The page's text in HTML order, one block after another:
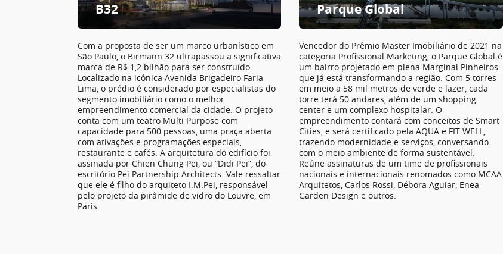
B32
Com a proposta de ser um marco urbanístico em
São Paulo, o Birmann 32 ultrapassou a significativa
marca de R$ 1,2 bilhão para ser construído.
Localizado na icônica Avenida Brigadeiro Faria
Lima, o prédio é considerado por especialistas do
segmento imobiliário como o melhor
empreendimento comercial da cidade. O projeto
conta com um teatro Multi Purpose com
capacidade para 500 pessoas, uma praça aberta
com ativações e programações especiais,
restaurante e cafés. A arquitetura do edifício foi
assinada por Chien Chung Pei, ou “Didi Pei”, do
escritório Pei Partnership Architects. Vale ressaltar
que ele é filho do arquiteto I.M.Pei, responsável
pelo projeto da pirâmide de vidro do Louvre, em
Paris.
Parque Global
Vencedor do Prêmio Master Imobiliário de 2021 na
categoria Profissional Marketing, o Parque Global é
um bairro projetado em plena Marginal Pinheiros
que já está transformando a região. Com 5 torres
em meio a 58 mil metros de verde e lazer, cada
torre terá 50 andares, além de um shopping
center e um complexo hospitalar. O
empreendimento contará com conceitos de Smart
Cities, e será certificado pela AQUA e FIT WELL,
trazendo modernidade e serviços, conversando
com o meio ambiente de forma sustentável.
Reúne assinaturas de um time de profissionais
nacionais e internacionais renomados como MCAA
Arquitetos, Carlos Rossi, Débora Aguiar, Enea
Garden Design e outros.